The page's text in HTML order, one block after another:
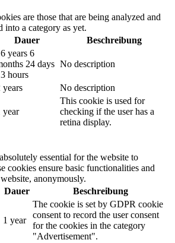
are those that are being analyzed and
into a category as yet.
Dauer Beschreibung
years 6
24 days
hours
No description
years No description
year
This cookie is used for
checking if the user has a
retina display.
essential for the website to
cookies ensure basic functionalities and
anonymously.
Dauer
Beschreibung
1 year
The cookie is set by GDPR cookie
consent to record the user consent
for the cookies in the category
"Advertisement".